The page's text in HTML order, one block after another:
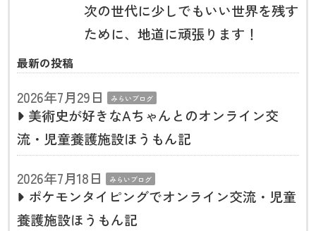
次の世代に少しでもいい世界を残す
ために、地道に頑張ります！
最新の投稿
2026年7月29日 みらいブログ
美術史が好きなAちゃんとのオンライン交
流・児童養護施設ほうもん記
2026年7月18日
みらいブログ
ポケモンタイピングでオンライン交流・児童
養護施設ほうもん記